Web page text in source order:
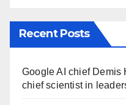
Recent Posts
Google AI chief Demis
chief scientist in